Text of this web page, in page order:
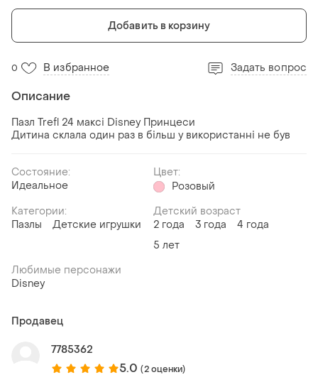
Добавить в корзину
0 В избранное Задать вопрос
Описание
Пазл Trefl 24 максі Disney Принцеси
Дитина склала один раз в більш у використанні не був
Состояние:
Идеальное
Цвет:
Розовый
Категории:
Пазлы
Детские игрушки
Детский возраст
2 года
3 года
4 года
5 лет
Любимые персонажи
Disney
Продавец
7785362
5.0 (2 оценки)